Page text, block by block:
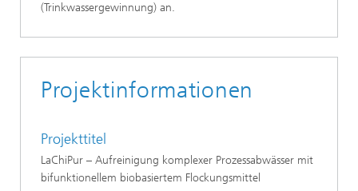
(Trinkwassergewinnung) an.
Projektinformationen
Projekttitel
LaChiPur – Aufreinigung komplexer Prozessabwässer mit
bifunktionellem biobasiertem Flockungsmittel